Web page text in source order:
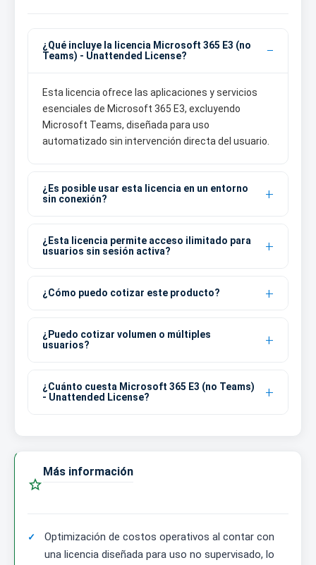
¿Qué incluye la licencia Microsoft 365 E3 (no
Teams) - Unattended License?
Esta licencia ofrece las aplicaciones y servicios
esenciales de Microsoft 365 E3, excluyendo
Microsoft Teams, diseñada para uso
automatizado sin intervención directa del usuario.
¿Es posible usar esta licencia en un entorno
sin conexión?
¿Esta licencia permite acceso ilimitado para
usuarios sin sesión activa?
¿Cómo puedo cotizar este producto?
¿Puedo cotizar volumen o múltiples
usuarios?
¿Cuánto cuesta Microsoft 365 E3 (no Teams)
- Unattended License?

Más información
Optimización de costos operativos al contar con
una licencia diseñada para uso no supervisado, lo